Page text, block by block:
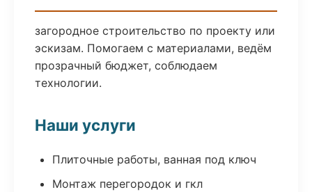
загородное строительство по проекту или
эскизам. Помогаем с материалами, ведём
прозрачный бюджет, соблюдаем
технологии.
Наши услуги
Плиточные работы, ванная под ключ
Монтаж перегородок и гкл